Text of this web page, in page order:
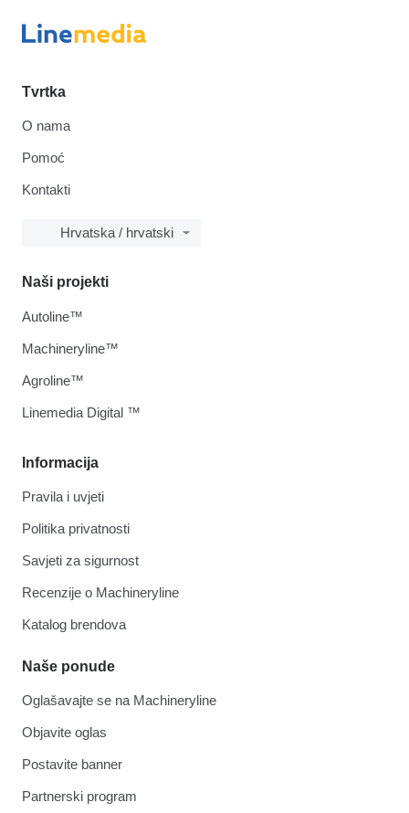
Tvrtka
O nama
Pomoć
Kontakti
Hrvatska / hrvatski
Informacija
Pravila i uvjeti
Politika privatnosti
Savjeti za sigurnost
Recenzije o Machineryline
Katalog brendova
Naše ponude
Oglašavajte se na Machineryline
Objavite oglas
Postavite banner
Partnerski program
Naši projekti
Autoline™
Machineryline™
Agroline™
Linemedia Digital ™